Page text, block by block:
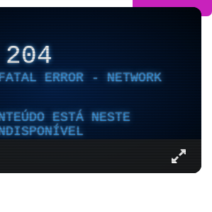
204
ERROR - NETWORK
ESTÁ NESTE